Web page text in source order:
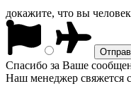
докажите, что вы
Спасибо за Ваше
Наш менеджер свяжется